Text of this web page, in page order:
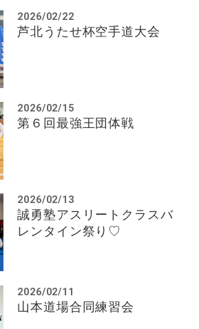
2026/02/22
芦北うたせ杯空手道大会
2026/02/15
第６回最強王団体戦
2026/02/13
誠勇塾アスリートクラスバ
レンタイン祭り♡
2026/02/11
山本道場合同練習会